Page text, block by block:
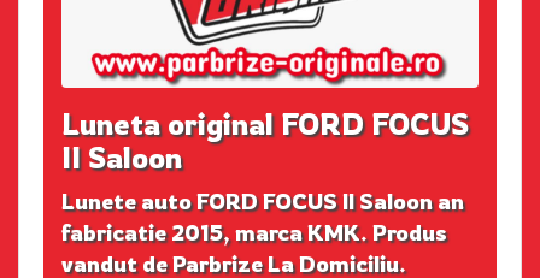
Luneta original FORD FOCUS
II Saloon
Lunete auto FORD FOCUS II Saloon an
fabricatie 2015, marca KMK. Produs
vandut de Parbrize La Domiciliu.